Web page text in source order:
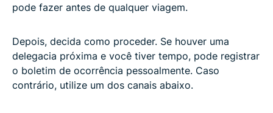
pode fazer antes de qualquer viagem.
Depois, decida como proceder. Se houver uma
delegacia próxima e você tiver tempo, pode registrar
o boletim de ocorrência pessoalmente. Caso
contrário, utilize um dos canais abaixo.